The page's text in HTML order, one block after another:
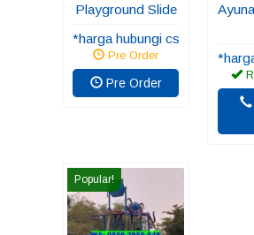
Playground Slide
*harga hubungi cs
Pre Order
Pre Order
Popular!